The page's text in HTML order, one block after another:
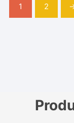
1 2